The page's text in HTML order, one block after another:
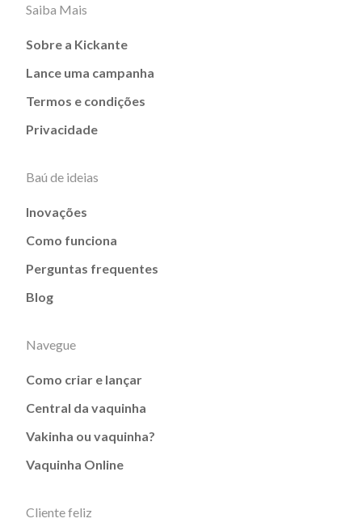
Saiba Mais
Sobre a Kickante
Lance uma campanha
Termos e condições
Privacidade
Baú de ideias
Inovações
Como funciona
Perguntas frequentes
Blog
Navegue
Como criar e lançar
Central da vaquinha
Vakinha ou vaquinha?
Vaquinha Online
Cliente feliz